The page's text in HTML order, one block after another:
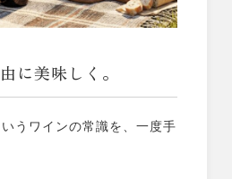
に美味しく。
いうワインの常識を、一度手